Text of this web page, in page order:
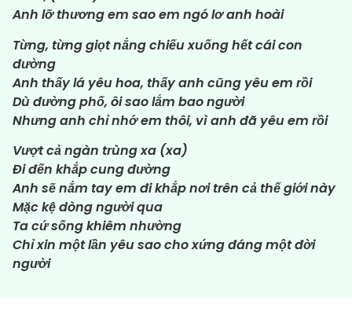
Anh lỡ thương em sao em ngó lơ anh hoài
Từng, từng giọt nắng chiếu xuống hết cái con
đường
Anh thấy lá yêu hoa, thấy anh cũng yêu em rồi
Dù đường phố, ôi sao lắm bao người
Nhưng anh chỉ nhớ em thôi, vì anh đã yêu em rồi
Vượt cả ngàn trùng xa (xa)
Đi đến khắp cung đường
Anh sẽ nắm tay em đi khắp nơi trên cả thế giới này
Mặc kệ dòng người qua
Ta cứ sống khiêm nhường
Chỉ xin một lần yêu sao cho xứng đáng một đời
người